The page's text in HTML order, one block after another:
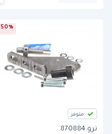
50% خصم
متوفر
ترو 870884